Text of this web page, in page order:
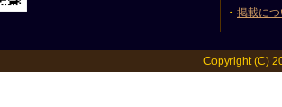
・ 掲載に
Copyright (C)